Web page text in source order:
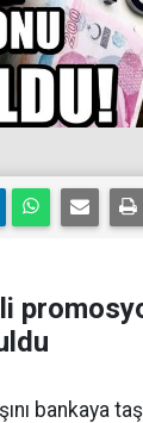
bankaya